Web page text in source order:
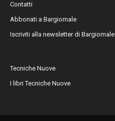
Contatti
Abbonati a Bargiornale
Iscriviti alla newsletter di Bargiornale
Tecniche Nuove
I libri Tecniche Nuove